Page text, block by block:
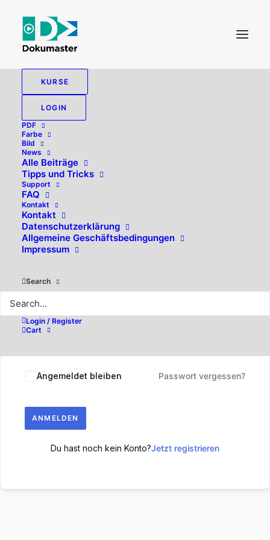
KURSE
LOGIN
PDF
Farbe
Bild
News
Alle Beiträge
Tipps und Tricks
Support
FAQ
Kontakt
Kontakt
Datenschutzerklärung
Allgemeine Geschäftsbedingungen
Impressum
Search
Login / Register
Cart
Hallo, willkommen zurück!
Angemeldet bleiben Passwort vergessen?
ANMELDEN
Du hast noch kein Konto?Jetzt registrieren